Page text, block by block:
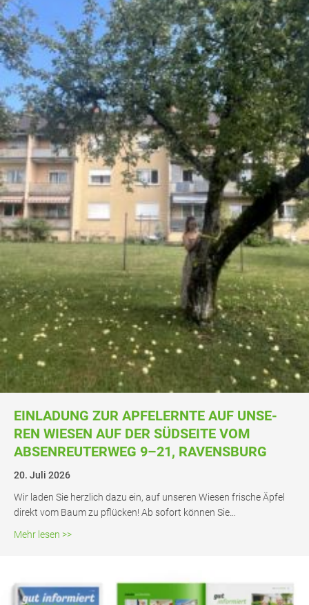
EIN­LA­DUNG ZUR APFEL­ERN­TE AUF UNSE­
REN WIE­SEN AUF DER SÜD­SEI­TE VOM
ABSEN­REU­TER­WEG 9–21, RAVENSBURG
20. Juli 2026
Wir laden Sie herz­lich dazu ein, auf unse­ren Wie­sen fri­sche Äpfel
direkt vom Baum zu pflü­cken! Ab sofort kön­nen Sie…
Mehr lesen >>about Ein­la­dung zur Apfel­ern­te auf unse­ren Wie­sen